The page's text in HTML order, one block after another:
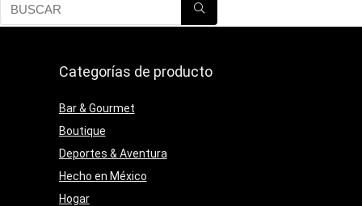
Categorías de producto
Bar & Gourmet
Boutique
Deportes & Aventura
Hecho en México
Hogar